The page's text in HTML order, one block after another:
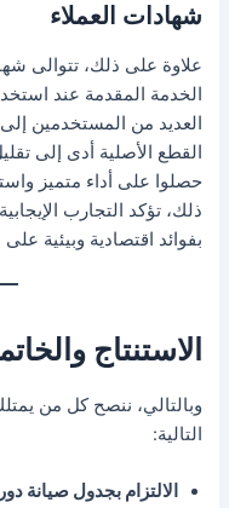
شهادات العملاء
علاوة على ذلك، تتوالى
الخدمة المقدمة عند
العديد من المستخدمين إلى
القطع الأصلية أدى إلى
حصلوا على أداء متميز
ذلك، تؤكد التجارب
بفوائد اقتصادية وبيئية
الاستنتاج
وبالتالي، ننصح كل من
التالية:
الالتزام بجدول صيانة